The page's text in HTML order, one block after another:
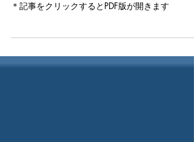
事」
＊記事をクリックするとPDF版が開きます